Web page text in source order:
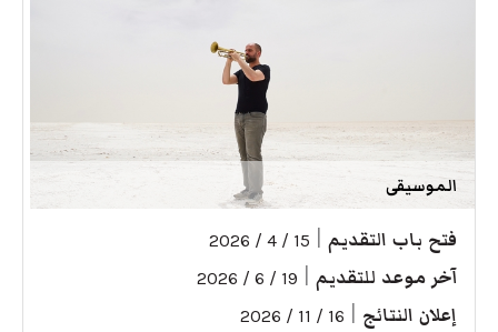
الموسيقى
فتح باب التقديم 15 / 4 / 2026
آخر موعد للتقديم 19 / 6 / 2026
إعلان النتائج 16 / 11 / 2026